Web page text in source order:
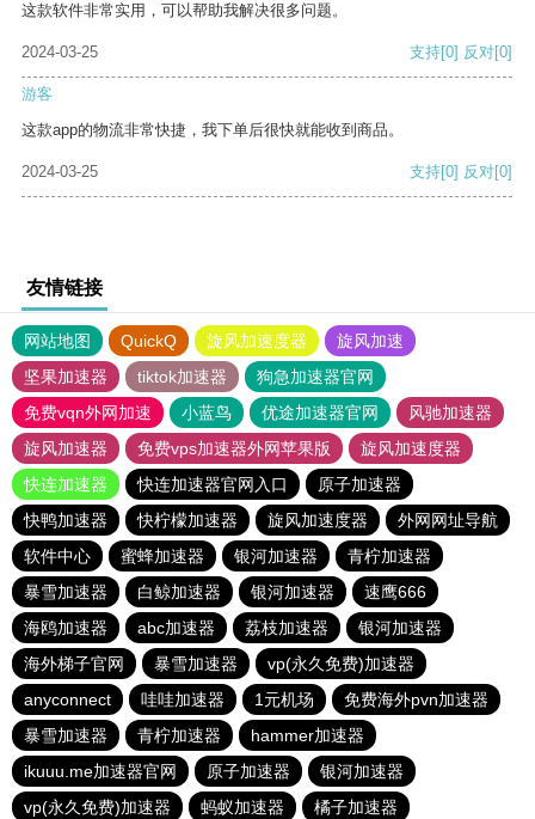
这款软件非常实用，可以帮助我解决很多问题。
2024-03-25 支持[0] 反对[0]
游客
这款app的物流非常快捷，我下单后很快就能收到商品。
2024-03-25 支持[0] 反对[0]
友情链接
网站地图 QuickQ 旋风加速度器
旋风加速
坚果加速器
tiktok加速器
狗急加速器官网
免费vqn外网加速
小蓝鸟 优途加速器官网
风驰加速器
旋风加速器
免费vps加速器外网苹果版
旋风加速度器
快连加速器
快连加速器官网入口
原子加速器
快鸭加速器
快柠檬加速器 旋风加速度器
外网网址导航
软件中心
蜜蜂加速器 银河加速器
青柠加速器
暴雪加速器
白鲸加速器 银河加速器
速鹰666
海鸥加速器
abc加速器 荔枝加速器
银河加速器
海外梯子官网
暴雪加速器
vp(永久免费)加速器
anyconnect
哇哇加速器 1元机场
免费海外pvn加速器
暴雪加速器
青柠加速器
hammer加速器
ikuuu.me加速器官网
原子加速器
银河加速器
vp(永久免费)加速器
蚂蚁加速器 橘子加速器